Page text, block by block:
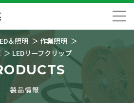
＆照明
作業照明
LEDリーフクリップ
製品情報